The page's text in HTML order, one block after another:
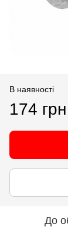
В наявності
174 грн
До